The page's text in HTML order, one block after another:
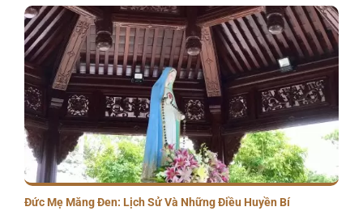
Đức Mẹ Măng Đen: Lịch Sử Và Những Điều Huyền Bí